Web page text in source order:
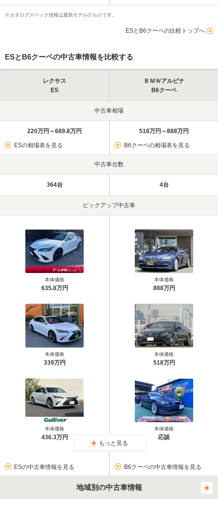
※カタログスペック情報は最新モデルのものです。
ESとB6クーペの比較トップへ
ESとB6クーペの中古車情報を比較する
レクサス
ES
ＢＭＷアルピナ
B6クーペ
中古車相場
220万円～689.8万円
ESの相場表を見る
518万円～888万円
B6クーペの相場表を見る
中古車台数
364台 4台
ピックアップ中古車
本体価格
635.8万円
本体価格
339万円
本体価格
436.3万円
本体価格
888万円
本体価格
518万円
本体価格
応談
もっと見る
ESの中古車情報を見る B6クーペの中古車情報を見る
地域別の中古車情報